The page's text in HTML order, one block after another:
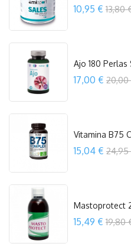
Precio
10,95 € 13,80
Ajo 180 Perlas
Precio
17,00 € 20,00
Precio
15,04 € 24,95
Precio
15,49 € 19,80